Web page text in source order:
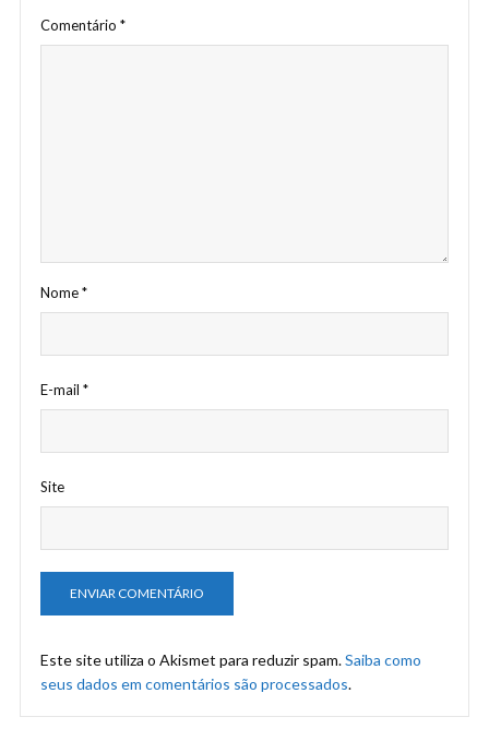
Comentário *
Nome*
E-mail *
Site
Este site utiliza o Akismet para reduzir spam.Saiba como
seus dados em comentários são processados.